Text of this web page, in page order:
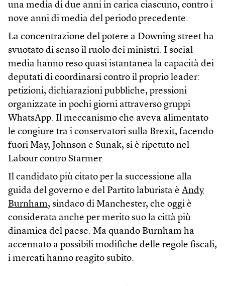
una media di due anni in carica ciascuno, contro i
nove anni di media del periodo precedente.
La concentrazione del potere a Downing street ha
svuotato di senso il ruolo dei ministri. I social
media hanno reso quasi istantanea la capacità dei
deputati di coordinarsi contro il proprio leader:
petizioni, dichiarazioni pubbliche, pressioni
organizzate in pochi giorni attraverso gruppi
WhatsApp. Il meccanismo che aveva alimentato
le congiure tra i conservatori sulla Brexit, facendo
fuori May, Johnson e Sunak, si è ripetuto nel
Labour contro Starmer.
Il candidato più citato per la successione alla
guida del governo e del Partito laburista è Andy
Burnham, sindaco di Manchester, che oggi è
considerata anche per merito suo la città più
dinamica del paese. Ma quando Burnham ha
accennato a possibili modifiche delle regole fiscali,
i mercati hanno reagito subito.